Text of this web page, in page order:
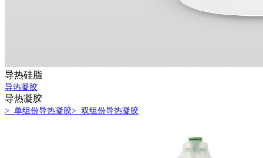
导热硅脂
导热凝胶
导热凝胶
> 单组份导热凝胶> 双组份导热凝胶